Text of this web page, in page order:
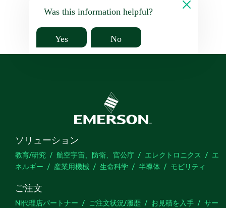
Was this information helpful?
Yes No
ソリューション
教育/研究 航空宇宙、防衛、官公庁 エレクトロニクス
エ
ネルギー
産業用機械 生命科学 半導体 モビリティ
ご注文
NI代理店パートナー ご注文状況/履歴 お見積を入手
サー